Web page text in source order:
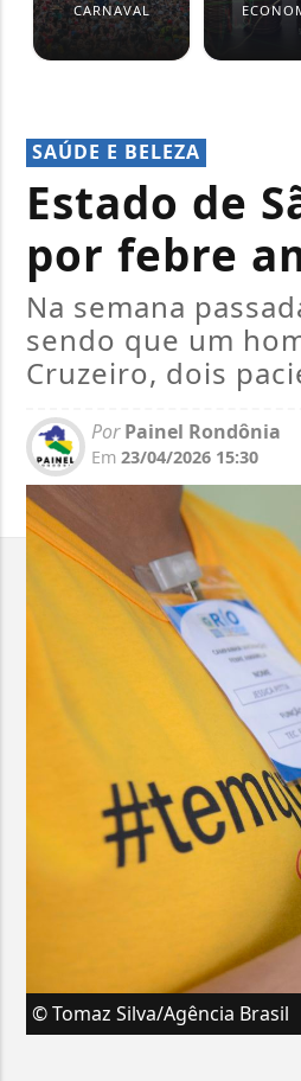
CARNAVAL
SAÚDE E BELEZA
Estado de
por febre
Na semana
sendo que um
Cruzeiro, dois
PorPainel Rondônia
Em 23/04/2026 15:30
© Tomaz Silva/Agência Brasil